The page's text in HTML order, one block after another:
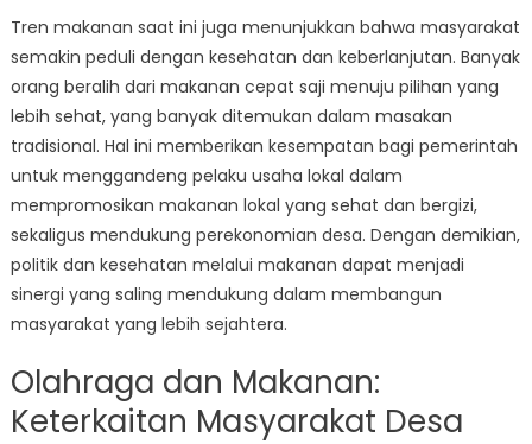
Tren makanan saat ini juga menunjukkan bahwa masyarakat
semakin peduli dengan kesehatan dan keberlanjutan. Banyak
orang beralih dari makanan cepat saji menuju pilihan yang
lebih sehat, yang banyak ditemukan dalam masakan
tradisional. Hal ini memberikan kesempatan bagi pemerintah
untuk menggandeng pelaku usaha lokal dalam
mempromosikan makanan lokal yang sehat dan bergizi,
sekaligus mendukung perekonomian desa. Dengan demikian,
politik dan kesehatan melalui makanan dapat menjadi
sinergi yang saling mendukung dalam membangun
masyarakat yang lebih sejahtera.
Olahraga dan Makanan:
Keterkaitan Masyarakat Desa